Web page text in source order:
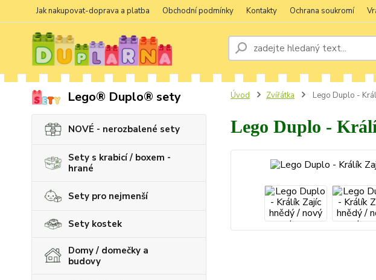
Jak nakupovat-doprava a platba Obchodní podmínky Kontakty Ochrana soukromí
Lego® Duplo® sety
NOVÉ - nerozbalené sety
Sety s krabicí / boxem -
hrané
Sety pro nejmenší
Sety kostek
Domy / domečky a
budovy
Úvod Zvířátka Lego Duplo -
Lego Duplo -